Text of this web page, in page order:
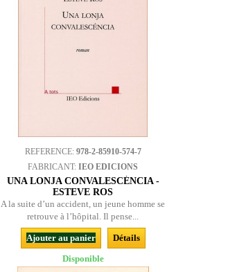
REFERENCE: 978-2-85910-574-7
FABRICANT:IEO EDICIONS
UNA LONJA CONVALESCÉNCIA -
ESTEVE ROS
A la suite d’un accident, un jeune homme se
retrouve à l’hôpital. Il pense...
Ajouter au panier
Détails
Disponible